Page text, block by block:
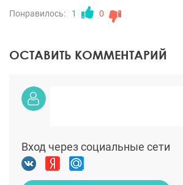
Понравилось: 1 0
ОСТАВИТЬ КОММЕНТАРИЙ
Вход через социальные сети